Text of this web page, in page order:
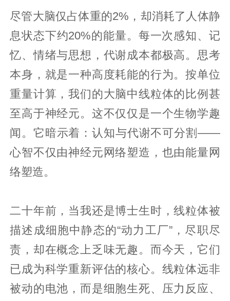
尽管大脑仅占体重的2%，却消耗了人体静
息状态下约20%的能量。每一次感知、记
忆、情绪与思想，代谢成本都极高。思考
本身，就是一种高度耗能的行为。按单位
重量计算，我们的大脑中线粒体的比例甚
至高于神经元。这不仅仅是一个生物学趣
闻。它暗示着：认知与代谢不可分割——
心智不仅由神经元网络塑造，也由能量网
络塑造。
二十年前，当我还是博士生时，线粒体被
描述成细胞中静态的“动力工厂”，尽职尽
责，却在概念上乏味无趣。而今天，它们
已成为科学重新评估的核心。线粒体远非
被动的电池，而是细胞生死、压力反应、